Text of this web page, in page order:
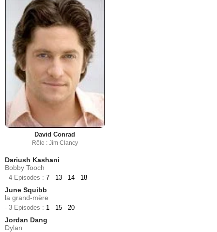
David Conrad
Rôle : Jim Clancy
Dariush Kashani
Bobby Tooch
- 4 Episodes : 7 - 13 - 14 - 18
June Squibb
la grand-mère
- 3 Episodes : 1 - 15 - 20
Jordan Dang
Dylan